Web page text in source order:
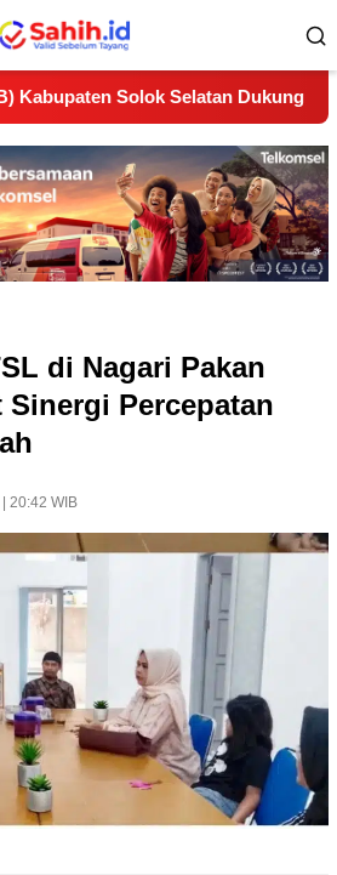
Selatan Dukung Ketahanan
di Nagari Pakan
Sinergi Percepatan
20:42 WIB